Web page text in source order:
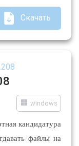
Скачать
windows
кандидатура
файлы на